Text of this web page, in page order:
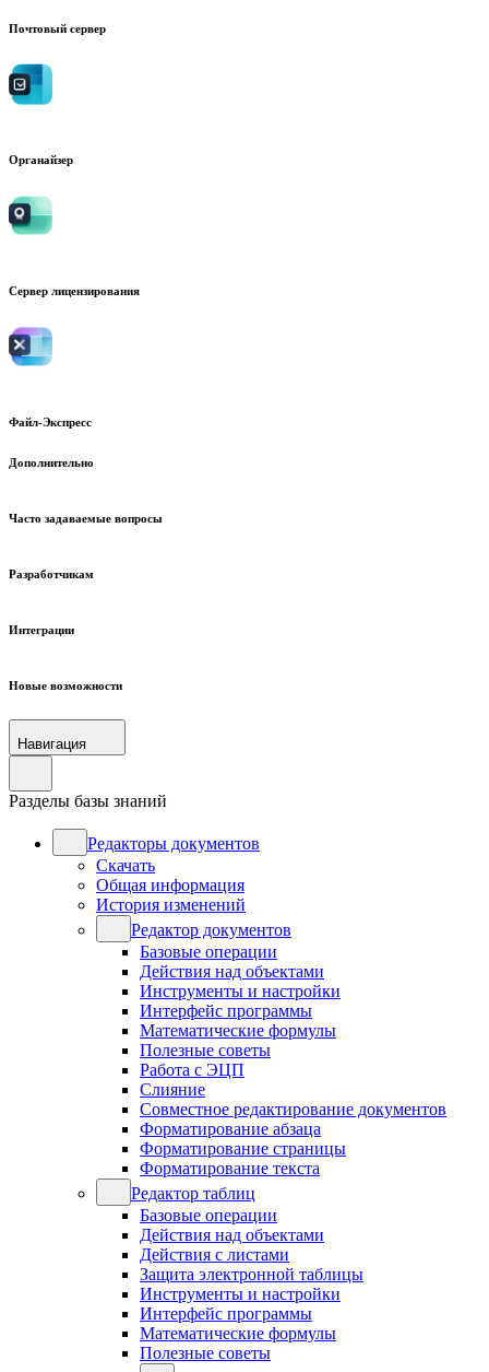
Почтовый сервер
Органайзер
Сервер лицензирования
Файл-Экспресс
Дополнительно
Часто задаваемые вопросы
Разработчикам
Интеграции
Новые возможности
Навигация
Разделы базы знаний
Редакторы документов
Скачать
Общая информация
История изменений
Редактор документов
Базовые операции
Действия над объектами
Инструменты и настройки
Интерфейс программы
Математические формулы
Полезные советы
Работа с ЭЦП
Слияние
Совместное редактирование документов
Форматирование абзаца
Форматирование страницы
Форматирование текста
Редактор таблиц
Базовые операции
Действия над объектами
Действия с листами
Защита электронной таблицы
Инструменты и настройки
Интерфейс программы
Математические формулы
Полезные советы